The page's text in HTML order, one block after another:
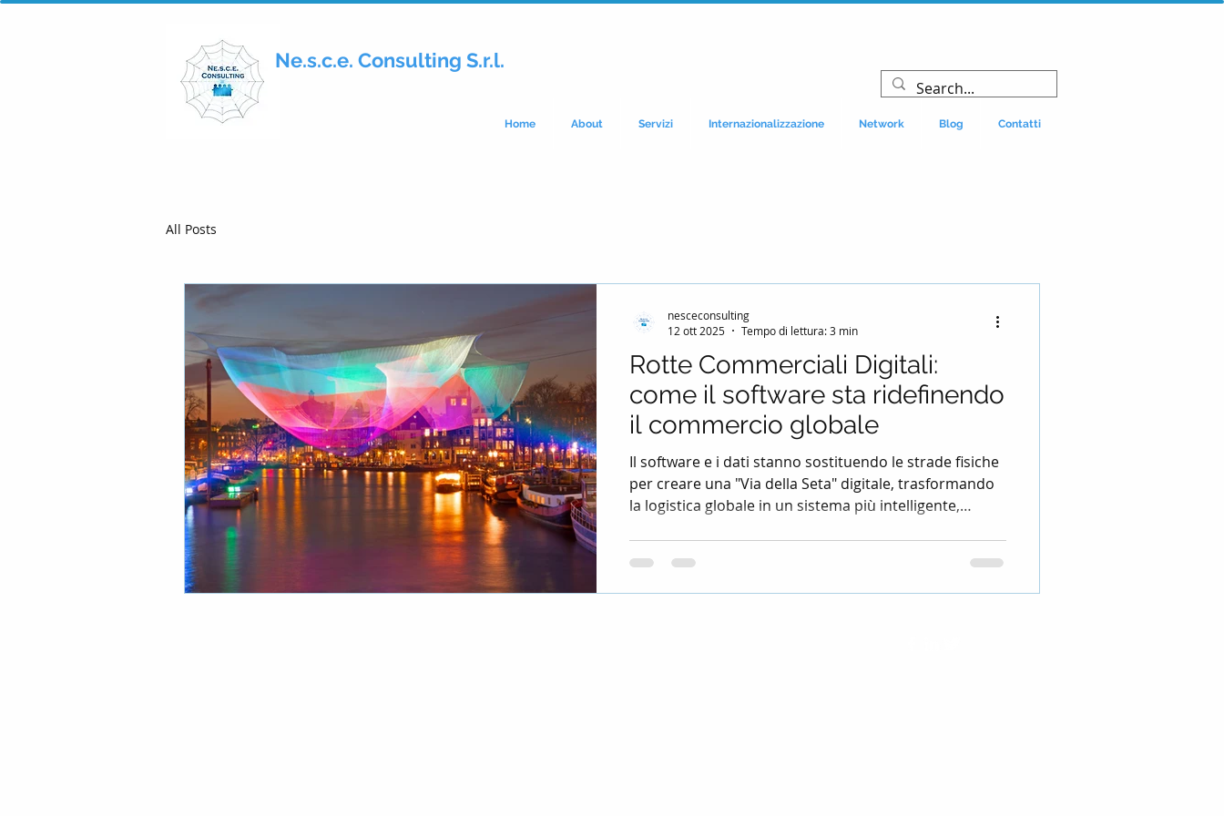
Ne.s.c.e. Consulting S.r.l.
Home About Servizi Internazionalizzazione Network Blog Contatti
All Posts
Rotte Commerciali Digitali:
come il software sta ridefinendo
il commercio globale
Il software e i dati stanno sostituendo le strade fisiche
per creare una "Via della Seta" digitale, trasformando
la logistica globale in un sistema più intelligente,
nesceconsulting
12 ott 2025
Tempo di lettura: 3 min